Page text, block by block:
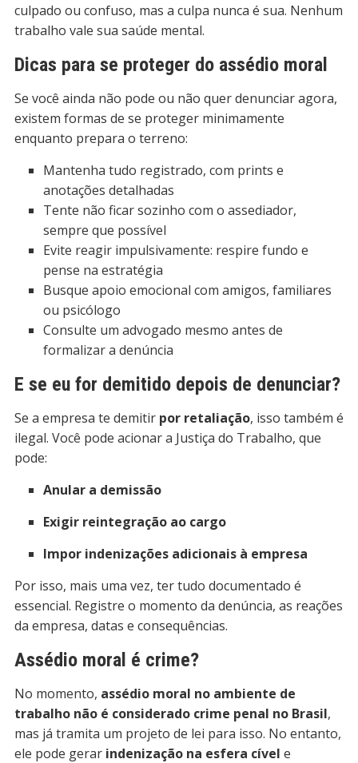
culpado ou confuso, mas a culpa nunca é sua. Nenhum
trabalho vale sua saúde mental.
Dicas para se proteger do assédio moral
Se você ainda não pode ou não quer denunciar agora,
existem formas de se proteger minimamente
enquanto prepara o terreno:
Mantenha tudo registrado, com prints e
anotações detalhadas
Tente não ficar sozinho com o assediador,
sempre que possível
Evite reagir impulsivamente: respire fundo e
pense na estratégia
Busque apoio emocional com amigos, familiares
ou psicólogo
Consulte um advogado mesmo antes de
formalizar a denúncia
E se eu for demitido depois de denunciar?
Se a empresa te demitir por retaliação, isso também é
ilegal. Você pode acionar a Justiça do Trabalho, que
pode:
Anular a demissão
Exigir reintegração ao cargo
Impor indenizações adicionais à empresa
Por isso, mais uma vez, ter tudo documentado é
essencial. Registre o momento da denúncia, as reações
da empresa, datas e consequências.
Assédio moral é crime?
No momento, assédio moral no ambiente de
trabalho não é considerado crime penal no Brasil,
mas já tramita um projeto de lei para isso. No entanto,
ele pode gerar indenização na esfera cível e